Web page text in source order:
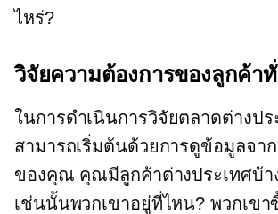
ไหร่?
วิจัยความต้องการของลูกค้า
ในการดำเนินการวิจัยตลาดต่างป
สามารถเริ่มต้นด้วยการดูข้อมูลจา
ของคุณ คุณมีลูกค้าต่างประเทศบ้า
เช่นนั้นพวกเขาอยู่ที่ไหน? พวกเขา